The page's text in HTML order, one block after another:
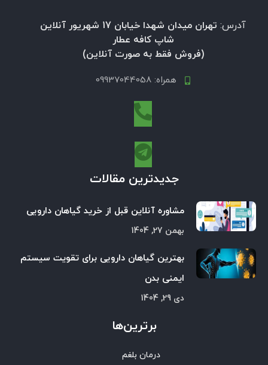
آدرس:
تهران میدان شهدا خیابان 17 شهریور آنلاین
شاپ کافه عطار
(فروش فقط به صورت آنلاین)
همراه: 09937044058
جدیدترین مقالات
مشاوره آنلاین قبل از خرید گیاهان دارویی
بهمن 27, 1404
بهترین گیاهان دارویی برای تقویت سیستم
ایمنی بدن
دی 29, 1404
برترین‌ها
درمان بلغم